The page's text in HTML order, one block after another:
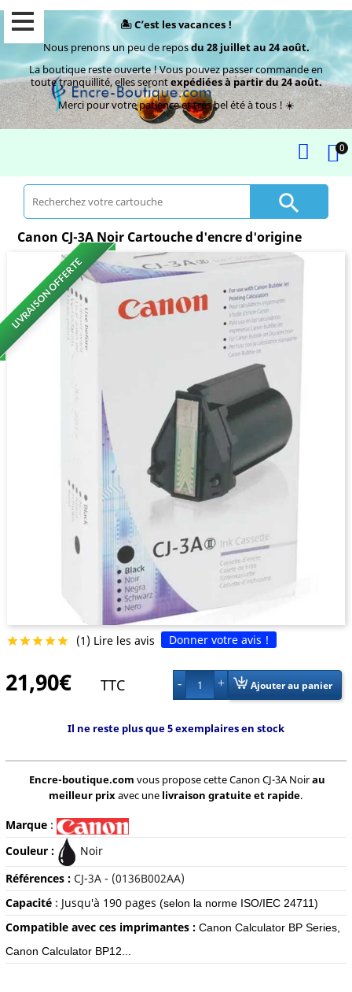
🏝️ C’est les vacances !
Nous prenons un peu de reposdu 28 juillet au 24 août.
La boutique reste ouverte ! Vous pouvez passer commande en
toute tranquillité, elles serontexpédiées à partir du 24 août.
Merci pour votre patience et très bel été à tous ! ☀️
0

Canon CJ-3A Noir Cartouche d'encre d'origine
LIVRAISON OFFERTE
 (1) Lire les avis Donner votre avis !
21,90€ TTC 1 Ajouter au panier
Il ne reste plus que 5 exemplaires en stock
Encre-boutique.com vous propose cette Canon CJ-3A Noirau
meilleur prixavec une livraison gratuite et rapide.
Marque:
Couleur :
Noir
Références : CJ-3A - (0136B002AA)
Capacité: Jusqu'à 190 pages (selon la norme ISO/IEC 24711)
Compatible avec ces imprimantes :Canon Calculator BP Series,
Canon Calculator BP12...